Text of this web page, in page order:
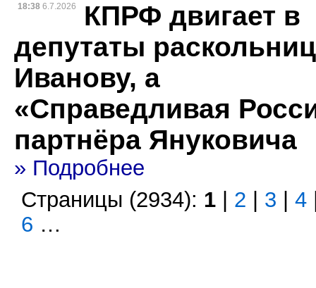
18:38 6.7.2026
КПРФ двигает в
депутаты
Иванову, а
«Справедливая
партнёра Януковича
» Подробнее
Страницы (2934): 1 2 3 4
6 …